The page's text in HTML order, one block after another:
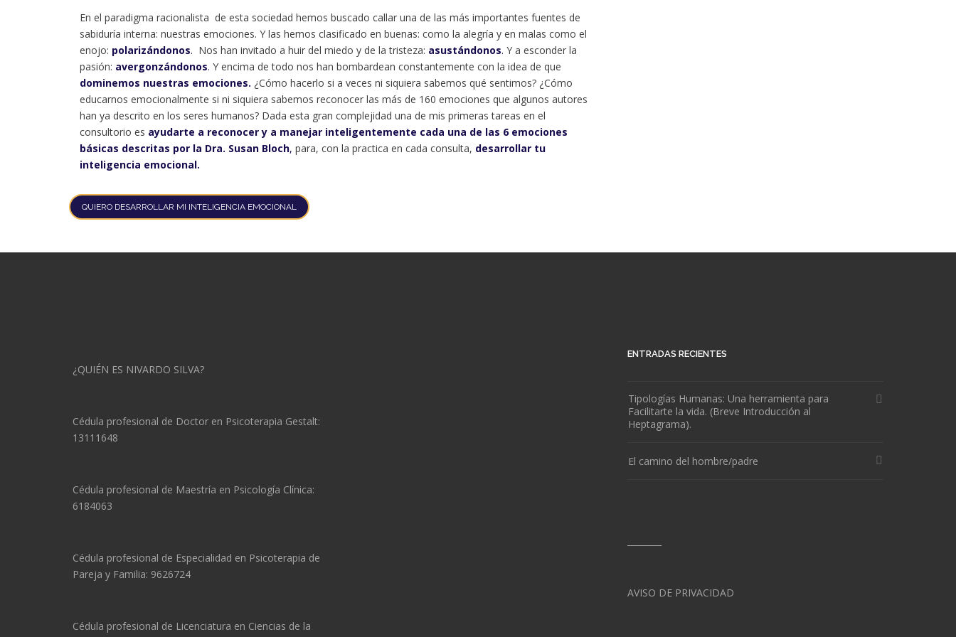
En el paradigma racionalista de esta sociedad hemos buscado callar una de las más importantes fuentes de
sabiduría interna: nuestras emociones. Y las hemos clasificado en buenas: como la alegría y en malas como el
enojo: polarizándonos. Nos han invitado a huir del miedo y de la tristeza: asustándonos. Y a esconder la
pasión: avergonzándonos. Y encima de todo nos han bombardean constantemente con la idea de que
dominemos nuestras emociones. ¿Cómo hacerlo si a veces ni siquiera sabemos qué sentimos? ¿Cómo
educarnos emocionalmente si ni siquiera sabemos reconocer las más de 160 emociones que algunos autores
han ya descrito en los seres humanos? Dada esta gran complejidad una de mis primeras tareas en el
consultorio es ayudarte a reconocer y a manejar inteligentemente cada una de las 6 emociones
básicas descritas por la Dra. Susan Bloch, para, con la practica en cada consulta, desarrollar tu
inteligencia emocional.
QUIERO DESARROLLAR MI INTELIGENCIA EMOCIONAL
¿QUIÉN ES NIVARDO SILVA?
Cédula profesional de Doctor en Psicoterapia Gestalt:
13111648
Cédula profesional de Maestría en Psicología Clínica:
6184063
Cédula profesional de Especialidad en Psicoterapia de
Pareja y Familia: 9626724
Cédula profesional de Licenciatura en Ciencias de la
ENTRADAS RECIENTES
Tipologías Humanas: Una herramienta para
Facilitarte la vida. (Breve Introducción al
Heptagrama).
El camino del hombre/padre
AVISO DE PRIVACIDAD